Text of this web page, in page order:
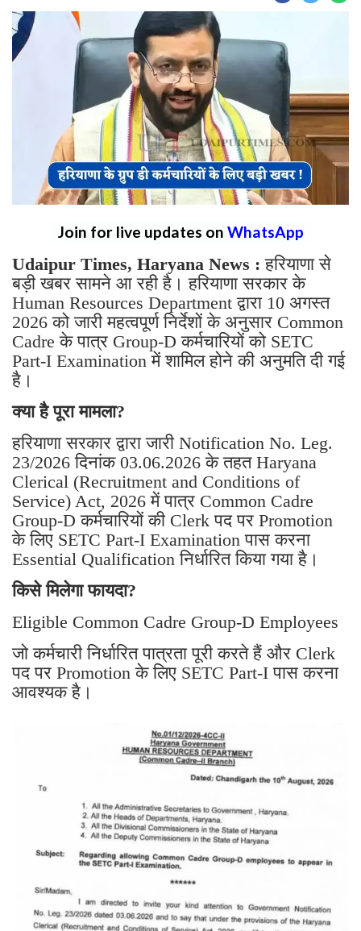
Join for live updates on WhatsApp
Udaipur Times, Haryana News :हरियाणा से
बड़ी खबर सामने आ रही है। हरियाणा सरकार के
Human Resources Department द्वारा 10 अगस्त
2026 को जारी महत्वपूर्ण निर्देशों के अनुसार Common
Cadre के पात्र Group-D कर्मचारियों को SETC
Part-I Examination में शामिल होने की अनुमति दी गई
है।
क्या है पूरा मामला?
हरियाणा सरकार द्वारा जारी Notification No. Leg.
23/2026 दिनांक 03.06.2026 के तहत Haryana
Clerical (Recruitment and Conditions of
Service) Act, 2026 में पात्र Common Cadre
Group-D कर्मचारियों की Clerk पद पर Promotion
के लिए SETC Part-I Examination पास करना
Essential Qualification निर्धारित किया गया है।
किसे मिलेगा फायदा?
Eligible Common Cadre Group-D Employees
जो कर्मचारी निर्धारित पात्रता पूरी करते हैं और Clerk
पद पर Promotion के लिए SETC Part-I पास करना
आवश्यक है।